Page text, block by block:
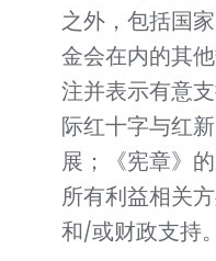
之外，包括国
金会在内的其
注并表示有意
际红十字与红
展；《宪章》
所有利益相关
和/或财政支持。